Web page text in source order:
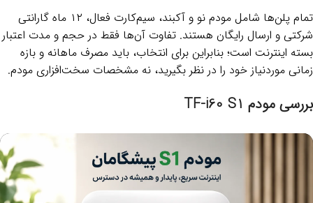
تمام پلن‌ها شامل مودم نو و آکبند، سیم‌کارت فعال، ۱۲ ماه گارانتی
شرکتی و ارسال رایگان هستند. تفاوت آن‌ها فقط در حجم و مدت اعتبار
بسته اینترنت است؛ بنابراین برای انتخاب، باید مصرف ماهانه و بازه
زمانی موردنیاز خود را در نظر بگیرید، نه مشخصات سخت‌افزاری مودم.
بررسی مودم TF-i60 S1